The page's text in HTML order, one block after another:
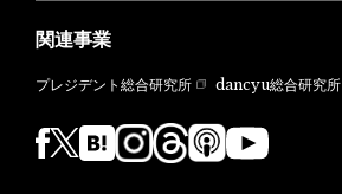
関連事業
プレジデント総合研究所 dancyu総合研究所